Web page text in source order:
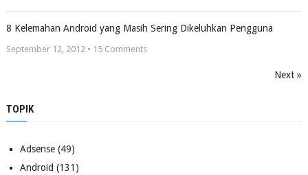
8 Kelemahan Android yang Masih Sering Dikeluhkan Pengguna
September 12, 2012 • 15Comments
Next »
TOPIK
Adsense(49)
Android (131)